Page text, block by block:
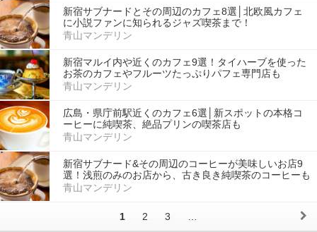
新宿サブナードとその周辺のカフェ8選│北欧風カフェ
に小説ファンに知られるジャズ喫茶まで！
青山マンデリン
新宿マルイ内や近くのカフェ9選！タイハーブを使った
お茶のカフェやフルーツたっぷりパフェ専門店も
青山マンデリン
広島・県庁前駅近くのカフェ6選│新スポットの本格コ
ーヒーに純喫茶、絶品プリンの喫茶店も
青山マンデリン
新宿サブナード&その周辺のコーヒーが美味しいお店9
選！浅煎のみのお店から、古き良き純喫茶のコーヒーも
青山マンデリン
1 2 3